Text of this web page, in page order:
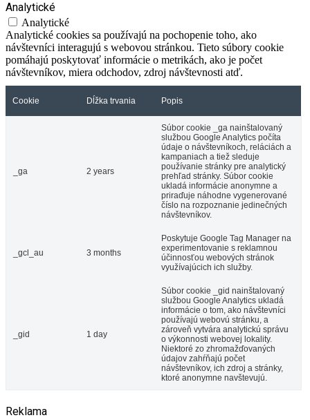
Analytické
Analytické
Analytické cookies sa používajú na pochopenie toho, ako
návštevníci interagujú s webovou stránkou. Tieto súbory cookie
pomáhajú poskytovať informácie o metrikách, ako je počet
návštevníkov, miera odchodov, zdroj návštevnosti atď.
Cookie Dĺžka trvania Popis
_ga 2 years
Súbor cookie _ga nainštalovaný
službou Google Analytics počíta
údaje o návštevníkoch, reláciách a
kampaniach a tiež sleduje
používanie stránky pre analytický
prehľad stránky. Súbor cookie
ukladá informácie anonymne a
priraďuje náhodne vygenerované
číslo na rozpoznanie jedinečných
návštevníkov.
_gcl_au 3 months
Poskytuje Google Tag Manager na
experimentovanie s reklamnou
účinnosťou webových stránok
využívajúcich ich služby.
_gid 1 day
Súbor cookie _gid nainštalovaný
službou Google Analytics ukladá
informácie o tom, ako návštevníci
používajú webovú stránku, a
zároveň vytvára analytickú správu
o výkonnosti webovej lokality.
Niektoré zo zhromažďovaných
údajov zahŕňajú počet
návštevníkov, ich zdroj a stránky,
ktoré anonymne navštevujú.
Reklama